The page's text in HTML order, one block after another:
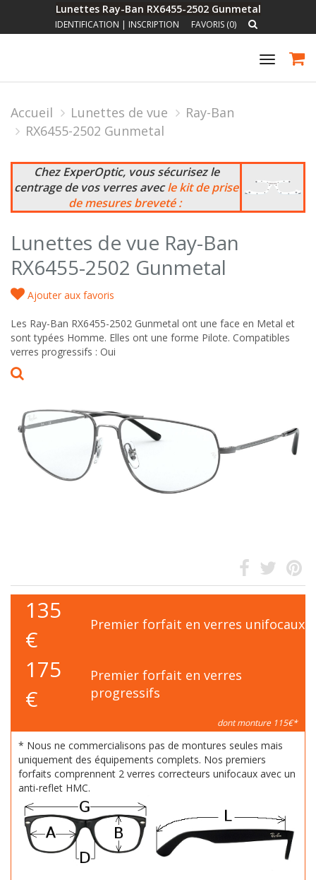
Lunettes Ray-Ban RX6455-2502 Gunmetal
IDENTIFICATION | INSCRIPTION FAVORIS (0)
Toggle
Accueil Lunettes de vue
Ray-Ban
RX6455-2502 Gunmetal
Chez ExperOptic, vous sécurisez le
centrage de vos verres avecle kit de prise
de mesures breveté :
Lunettes de vue Ray-Ban
RX6455-2502 Gunmetal
Ajouter aux favoris
Les Ray-Ban RX6455-2502 Gunmetal ont une face en Metal et
sont typées Homme. Elles ont une forme Pilote. Compatibles
verres progressifs : Oui
135
€
Premier forfait en verres unifocaux
175
€
Premier forfait en verres
progressifs
dont monture 115€*
* Nous ne commercialisons pas de montures seules mais
uniquement des équipements complets. Nos premiers
forfaits comprennent 2 verres correcteurs unifocaux avec un
anti-reflet HMC.